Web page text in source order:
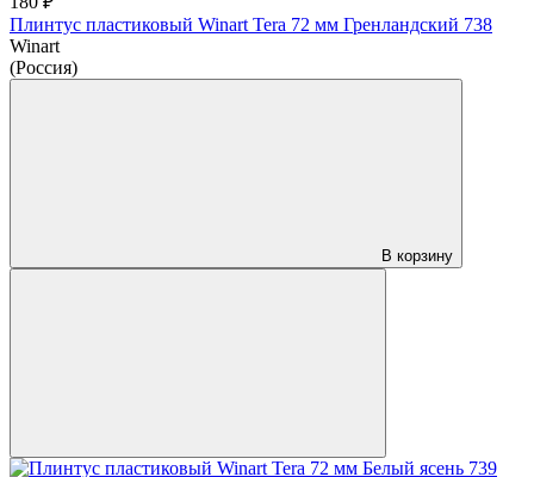
Плинтус пластиковый Winart Tera 72 мм Гренландский 738
Winart
(Россия)
В корзину